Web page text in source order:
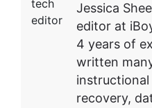
Jessica
editor at
4 years of
written
recovery,